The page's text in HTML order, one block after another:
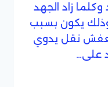
زاد الجهد
وذلك يكون بسبب
نقل يدوي
على…